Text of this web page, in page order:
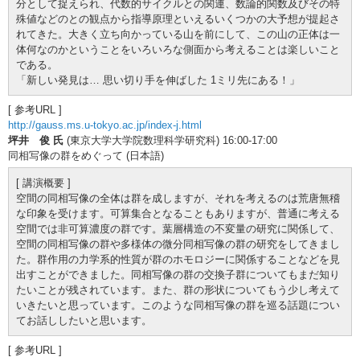
分として捉えられ、代数的サイクルとの関連、数論的関数及びその特
殊値などのとの観点から指導原理といえるいくつかの大予想が提起さ
れてきた。大きく立ち向かっている山を前にして、この山の正体は一
体何なのかということをいろいろな側面から考えることは楽しいこと
である。
「新しい発見は… 思い切り手を伸ばした 1ミリ先にある！」
[ 参考URL ]
http://gauss.ms.u-tokyo.ac.jp/index-j.html
坪井 俊 氏 (東京大学大学院数理科学研究科) 16:00-17:00
同相写像の群をめぐって (日本語)
[ 講演概要 ]
空間の同相写像の全体は群を成しますが、それを考えるのは荒唐無稽
な印象を受けます。可算集合となることもありますが、普通に考える
空間では非可算濃度の群です。葉層構造の不変量の研究に関係して、
空間の同相写像の群や多様体の微分同相写像の群の研究をしてきまし
た。群作用の力学系的性質が群のホモロジーに関係することなどを見
出すことができました。同相写像の群の交換子群についてもまだ知り
たいことが残されています。また、群の形状についてもう少し考えて
いきたいと思っています。このような同相写像の群を巡る話題につい
てお話ししたいと思います。
[ 参考URL ]